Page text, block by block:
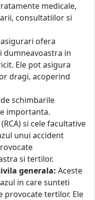
medicale,
consultatiilor si
ofera
dumneavoastra in
Ele pot asigura
dragi, acoperind
schimbarile
importanta.
si cele facultative
unui accident
si tertilor.
generala: Aceste
in care sunteti
provocate tertilor. Ele